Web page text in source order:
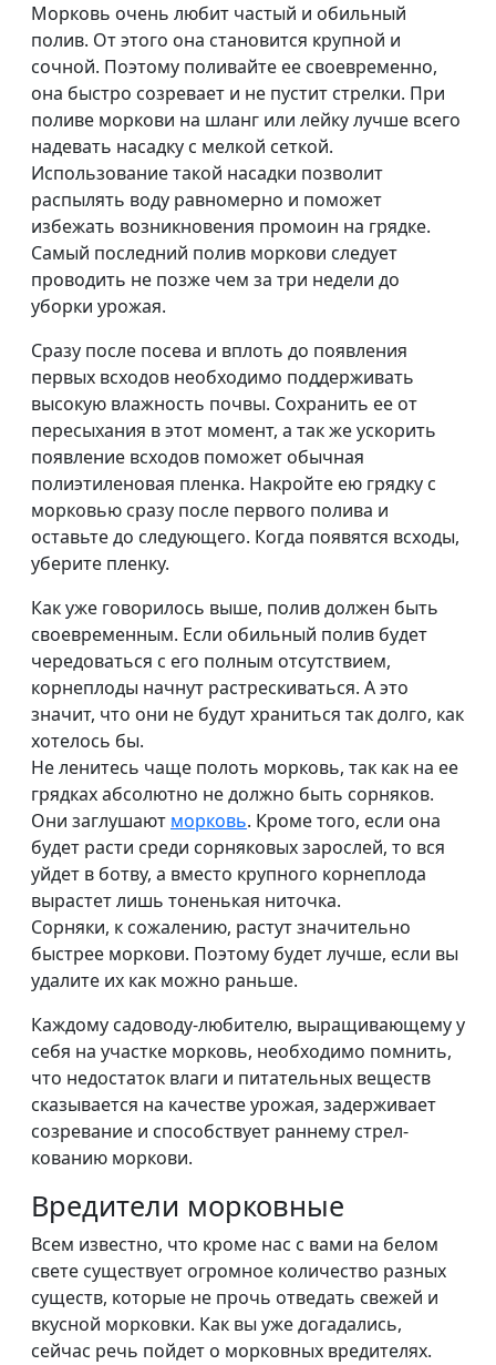
Морковь очень любит частый и обильный
полив. От этого она становится крупной и
сочной. Поэтому поливайте ее своевременно,
она быстро созревает и не пустит стрелки. При
поливе моркови на шланг или лейку лучше всего
надевать насадку с мелкой сеткой.
Использование такой насадки позволит
распылять воду равномерно и поможет
избежать возникновения промоин на грядке.
Самый последний полив моркови следует
проводить не позже чем за три недели до
уборки урожая.
Сразу после посева и вплоть до появления
первых всходов необходимо поддерживать
высокую влажность почвы. Сохранить ее от
пересыхания в этот момент, а так же ускорить
появление всходов поможет обычная
полиэтиленовая пленка. Накройте ею грядку с
морковью сразу после первого полива и
оставьте до следующего. Когда появятся всходы,
уберите пленку.
Как уже говорилось выше, полив должен быть
своевременным. Если обильный полив будет
чередоваться с его полным отсутствием,
корнеплоды начнут растрескиваться. А это
значит, что они не будут храниться так долго, как
хотелось бы.
Не ленитесь чаще полоть морковь, так как на ее
грядках абсолютно не должно быть сорняков.
Они заглушают морковь. Кроме того, если она
будет расти среди сорняковых зарослей, то вся
уйдет в ботву, а вместо крупного корнеплода
вырастет лишь тоненькая ниточка.
Сорняки, к сожалению, растут значительно
быстрее моркови. Поэтому будет лучше, если вы
удалите их как можно раньше.
Каждому садоводу-любителю, выращивающему у
себя на участке морковь, необходимо помнить,
что недостаток влаги и питательных веществ
сказывается на качестве урожая, задерживает
созревание и способствует раннему стрел-
кованию моркови.
Вредители морковные
Всем известно, что кроме нас с вами на белом
свете существует огромное количество разных
существ, которые не прочь отведать свежей и
вкусной морковки. Как вы уже догадались,
сейчас речь пойдет о морковных вредителях.